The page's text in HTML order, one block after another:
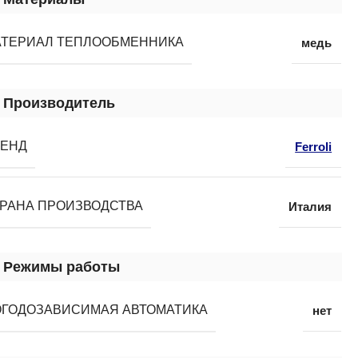
ТЕПЛООБМЕННИКА медь
Производитель
Ferroli
ПРОИЗВОДСТВА Италия
Режимы работы
АВТОМАТИКА нет